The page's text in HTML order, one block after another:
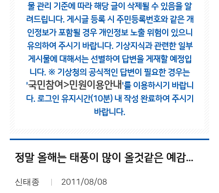
물 관리 기준에 따라 해당 글이 삭제될 수 있음을 알
려드립니다. 게시글 등록 시 주민등록번호와 같은 개
인정보가 포함될 경우 개인정보 노출 위험이 있으니
유의하여 주시기 바랍니다. 기상지식과 관련한 일부
게시물에 대해서는 선별하여 답변을 게재할 예정입
니다. ※ 기상청의 공식적인 답변이 필요한 경우는
'국민참여>민원이용안내 '를 이용하시기 바랍니
다. 로그인 유지시간(10분) 내 작성 완료하여 주시기
바랍니다.
정말 올해는 태풍이 많이 올것같은 예감...
신태종 2011/08/08